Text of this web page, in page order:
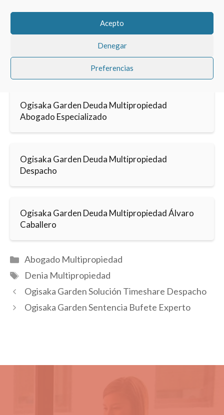
Acepto
Denegar
Preferencias
Ogisaka Garden Deuda Multipropiedad
Abogado Especializado
Ogisaka Garden Deuda Multipropiedad
Despacho
Ogisaka Garden Deuda Multipropiedad Álvaro
Caballero
Categorías
Abogado Multipropiedad
Etiquetas
Denia Multipropiedad
Ogisaka Garden Solución Timeshare Despacho
Ogisaka Garden Sentencia Bufete Experto